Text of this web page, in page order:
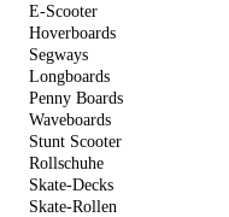
E-Scooter
Hoverboards
Segways
Longboards
Penny Boards
Waveboards
Stunt Scooter
Rollschuhe
Skate-Decks
Skate-Rollen